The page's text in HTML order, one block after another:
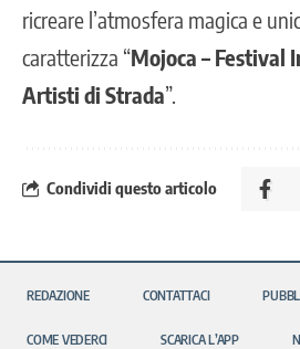
ricreare l’atmosfera magica e
caratterizza “Mojoca – Festival
Artisti di Strada”.
Condividi questo articolo
REDAZIONE CONTATTACI
COME VEDERCI SCARICA L’APP